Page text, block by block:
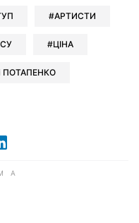
АРТИСТИ
ЦІНА
ПОТАПЕНКО
у X у Google news
у Viber
Читайте у LinkedIn